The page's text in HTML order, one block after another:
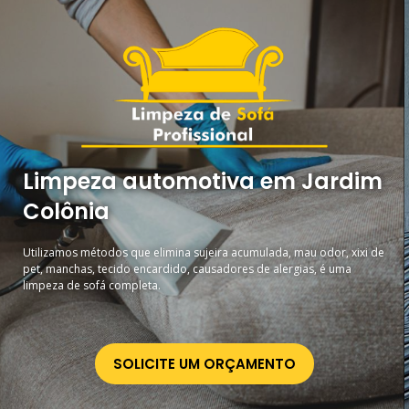
Limpeza automotiva em Jardim
Colônia
Utilizamos métodos que elimina sujeira acumulada, mau odor, xixi de
pet, manchas, tecido encardido, causadores de alergias, é uma
limpeza de sofá completa.
SOLICITE UM ORÇAMENTO